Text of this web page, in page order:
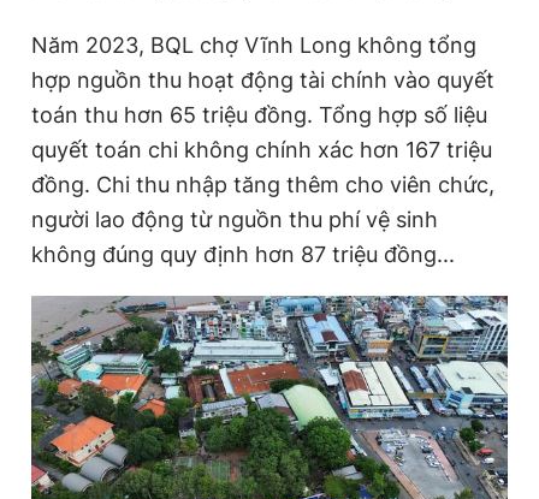
Năm 2023, BQL chợ Vĩnh Long không tổng
hợp nguồn thu hoạt động tài chính vào quyết
toán thu hơn 65 triệu đồng. Tổng hợp số liệu
quyết toán chi không chính xác hơn 167 triệu
đồng. Chi thu nhập tăng thêm cho viên chức,
người lao động từ nguồn thu phí vệ sinh
không đúng quy định hơn 87 triệu đồng...